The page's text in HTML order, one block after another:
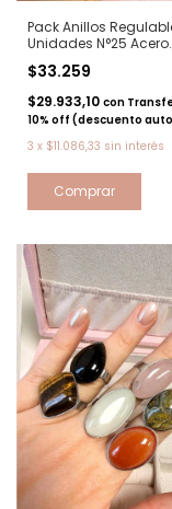
Pack Anillos
Unidades N°25 Acero
$33.259
$29.933,10 con
10% off (descuento
3 x $11.086,33 sin interés